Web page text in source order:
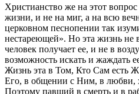
Христианство же на этот вопрос
жизни, и не на миг, а на всю
церковном песнопении так
нестареющей». Но эта жизнь не
человек получает ее, и не в
возможность искать и жаждать
Жизнь эта в Том, Кто Сам есть
Его, в общении с Ним, в любви,
Поэтому павший в смерть и в